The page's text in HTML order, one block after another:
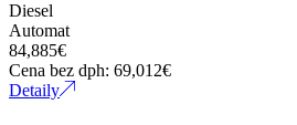
Diesel
Automat
84,885€
Cena bez dph: 69,012€
Detaily